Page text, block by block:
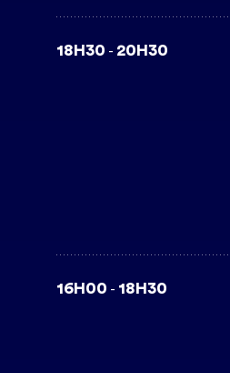
18H30 - 20H30
16H00 - 18H30